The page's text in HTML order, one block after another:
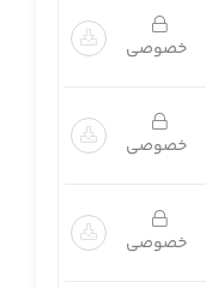
خصوصی
خصوصی
خصوصی